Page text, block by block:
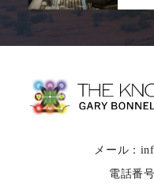
メール：
電話番